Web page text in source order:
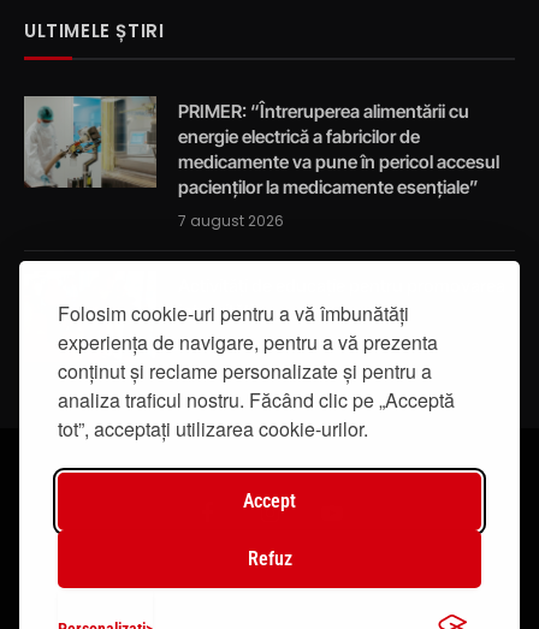
Folosim cookie-uri pentru a vă îmbunătăți
experiența de navigare, pentru a vă prezenta
conținut și reclame personalizate și pentru a
analiza traficul nostru. Făcând clic pe „Acceptă
tot”, acceptați utilizarea cookie-urilor.
Accept
Refuz
ULTIMELE ȘTIRI
PRIMER: “Întreruperea alimentării cu
energie electrică a fabricilor de
medicamente va pune în pericol accesul
pacienților la medicamente esențiale”
7 august 2026
integrității
7 august 2026
© 2019 - IasiTV Life. Toate drepturile rezervate.